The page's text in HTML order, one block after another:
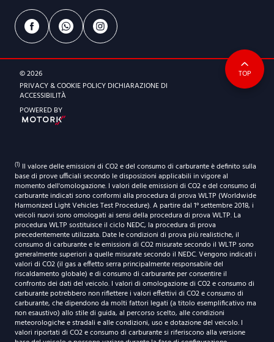
Via Berlinguer, 44 - 20872 Cornate D'Adda (MB)
039 9630840
emmebi@emmebimotori.com
Dal lunedì al venerdì
9:00-12:30 | 14.30-19:00
Sabato
Via Parini, 578 - 23852 Garlate (LC)
emmebi@emmebimotori.com
ORARI DI APERTURA
Dal lunedì al venerdì
9:30-12:30 | 14.30-18:30
© 2026
PRIVACY & COOKIE POLICY DICHIARAZIONE DI
ACCESSIBILITÀ
POWERED BY
TOP
(1) Il valore delle emissioni di CO2 e del consumo di carburante è definito sulla
base di prove ufficiali secondo le disposizioni applicabili in vigore al
momento dell'omologazione. I valori delle emissioni di CO2 e del consumo di
carburante indicati sono conformi alla procedura di prova WLTP (Worldwide
Harmonized Light Vehicles Test Procedure). A partire dal 1° settembre 2018, i
veicoli nuovi sono omologati ai sensi della procedura di prova WLTP. La
procedura WLTP sostituisce il ciclo NEDC, la procedura di prova
precedentemente utilizzata. Date le condizioni di prova più realistiche, il
consumo di carburante e le emissioni di CO2 misurate secondo il WLTP sono
generalmente superiori a quelle misurate secondo il NEDC. Vengono indicati i
valori di CO2 (il gas a effetto serra principalmente responsabile del
riscaldamento globale) e di consumo di carburante per consentire il
confronto dei dati del veicolo. I valori di omologazione di CO2 e consumo di
carburante potrebbero non riflettere i valori effettivi di CO2 e consumo di
carburante, che dipendono da molti fattori legati (a titolo esemplificativo ma
non esaustivo) allo stile di guida, al percorso scelto, alle condizioni
meteorologiche e stradali e alle condizioni, uso e dotazione del veicolo. I
valori riportati di CO2 e consumo di carburante si riferiscono alla versione